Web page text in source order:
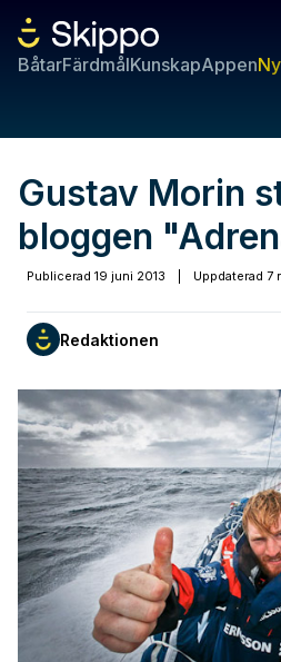
BåtarFärdmålKunskapAppen
Gustav Morin
bloggen
Publicerad 19 juni 2013 Uppdaterad 7
Redaktionen